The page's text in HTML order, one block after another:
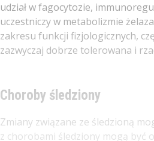
udział w fagocytozie,
uczestniczy w metabolizmie
zakresu funkcji fizjologicznych,
zazwyczaj dobrze tolerowana i
Choroby śledziony
Zmiany związane ze śledzioną
z chorobami śledziony mogą być